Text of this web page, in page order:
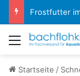
Menü
Startseite /